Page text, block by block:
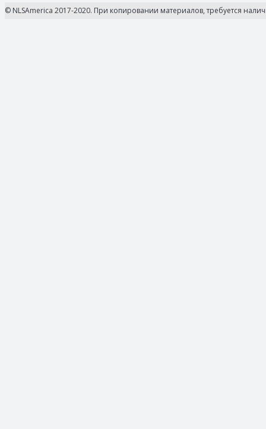
© NLSAmerica 2017-2020. При копировании материалов, требуется